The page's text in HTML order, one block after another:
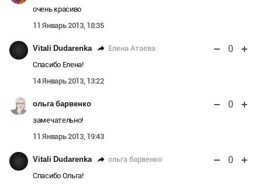
очень красиво
11 Январь 2013, 18:35
Vitali Dudarenka Елена Атаева 0
Спасибо Елена!
14 Январь 2013, 13:22
ольга барвенко 0
замечательно!
11 Январь 2013, 19:43
Vitali Dudarenka ольга барвенко 0
Спасибо Ольга!